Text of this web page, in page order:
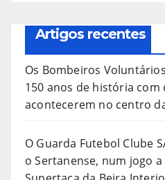
Artigos recentes
Os Bombeiros
150 anos de história com
acontecerem no centro
O Guarda Futebol Clube
o Sertanense, num jogo